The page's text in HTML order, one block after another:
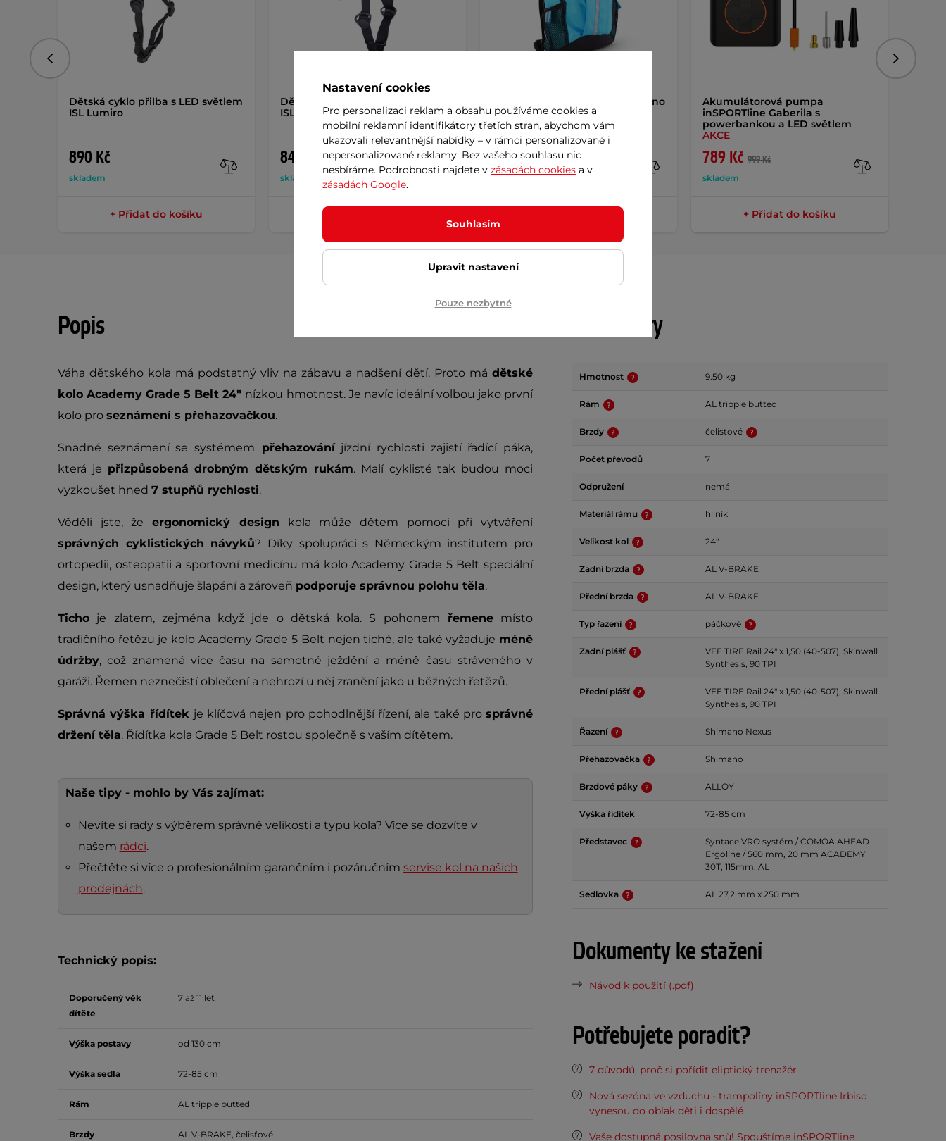
Dětská cyklo přilba s LED světlem
ISL Lumiro
890 Kč
skladem
+ Přidat do košíku
Dětská cyklo přilba s LED světlem
ISL Lumitto
849 Kč
skladem
+ Přidat do košíku
Dětský batoh inSPORTline Expino
399 Kč
skladem
+ Přidat do košíku
Akumulátorová pumpa
inSPORTline Gaberila s
powerbankou a LED světlem
AKCE
789 Kč 999 Kč
skladem
+ Přidat do košíku
Předchozí
Popis
Váha dětského kola má podstatný vliv na zábavu a nadšení dětí. Proto má dětské
kolo Academy Grade 5 Belt 24" nízkou hmotnost. Je navíc ideální volbou jako první
kolo pro seznámení s přehazovačkou.
Snadné seznámení se systémem přehazováníjízdní rychlosti zajistí řadící páka,
která je přizpůsobená drobným dětským rukám. Malí cyklisté tak budou moci
vyzkoušet hned 7 stupňů rychlosti.
Věděli jste, žeergonomický design kola může dětem pomoci při vytváření
správných cyklistických návyků? Díky spolupráci s Německým institutem pro
ortopedii, osteopatii a sportovní medicínu má kolo Academy Grade 5 Belt speciální
design, který usnadňuje šlapání a zároveň podporuje správnou polohu těla.
Ticho je zlatem, zejména když jde o dětská kola. S pohonem řemenemísto
tradičního řetězu je kolo Academy Grade 5 Belt nejen tiché, ale také vyžaduje méně
údržby, což znamená více času na samotné ježdění a méně času stráveného v
garáži. Řemen neznečistí oblečení a nehrozí u něj zranění jako u běžných řetězů.
Správná výška řídítek je klíčová nejen pro pohodlnější řízení, ale také pro správné
držení těla. Řídítka kola Grade 5 Belt rostou společně s vaším dítětem.
Naše tipy - mohlo by Vás zajímat:
Nevíte si rady s výběrem správné velikosti a typu kola? Více se dozvíte v
našem rádci.
Přečtěte si více o profesionálním garančním i pozáručním servise kol na našich
prodejnách.
Technický popis:
Doporučený věk
dítěte
7 až 11 let
Výška postavy od 130 cm
Výška sedla 72-85 cm
Rám AL tripple butted
Brzdy AL V-BRAKE, čelisťové
Parametry
Hmotnost 9.50 kg
Rám AL tripple butted
Brzdy čelisťové
Počet převodů 7
Odpružení nemá
Materiál rámu hliník
Velikost kol 24"
Zadní brzda AL V-BRAKE
Přední brzda AL V-BRAKE
Typ řazení páčkové
Zadní plášť
VEE TIRE Rail 24" x 1,50 (40-507), Skinwall
Synthesis, 90 TPI
Přední plášť
VEE TIRE Rail 24" x 1,50 (40-507), Skinwall
Synthesis, 90 TPI
Řazení Shimano Nexus
Přehazovačka Shimano
Brzdové páky ALLOY
Výška řidítek 72-85 cm
Představec
Syntace VRO systém / COMOA AHEAD
Ergoline / 560 mm, 20 mm ACADEMY
30T, 115mm, AL
Sedlovka AL 27,2 mm x 250 mm
Dokumenty ke stažení
Návod k použití (.pdf)
Potřebujete poradit?
7 důvodů, proč si pořídit eliptický trenažér
Nová sezóna ve vzduchu - trampolíny inSPORTline Irbiso
vynesou do oblak děti i dospělé
Vaše dostupná posilovna snů! Spouštíme inSPORTline
Nastavení cookies
Pro personalizaci reklam a obsahu používáme cookies a
mobilní reklamní identifikátory třetích stran, abychom vám
ukazovali relevantnější nabídky – v rámci personalizované i
nepersonalizované reklamy. Bez vašeho souhlasu nic
nesbíráme. Podrobnosti najdete v zásadách cookies a v
zásadách Google.
Souhlasím
Upravit nastavení
Pouze nezbytné